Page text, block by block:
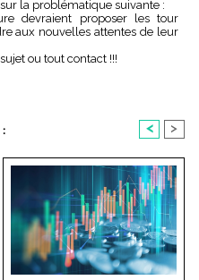
la problématique suivante :
devraient proposer les tour
aux nouvelles attentes de leur
ou tout contact !!!
< >